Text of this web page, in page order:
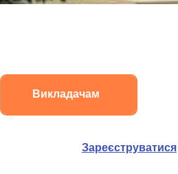
Викладачам
Зареєструватися